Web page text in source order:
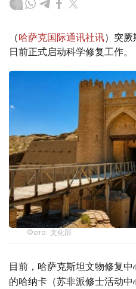
（哈萨克国际通讯社讯）突
日前正式启动科学修复工作。
Фото: 文化部
目前，哈萨克斯坦文物修复
的哈纳卡（苏非派修士活动